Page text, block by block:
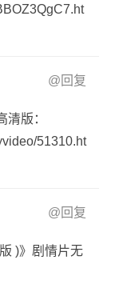
@回复
清版：
51310.ht
@回复
)》剧情片无